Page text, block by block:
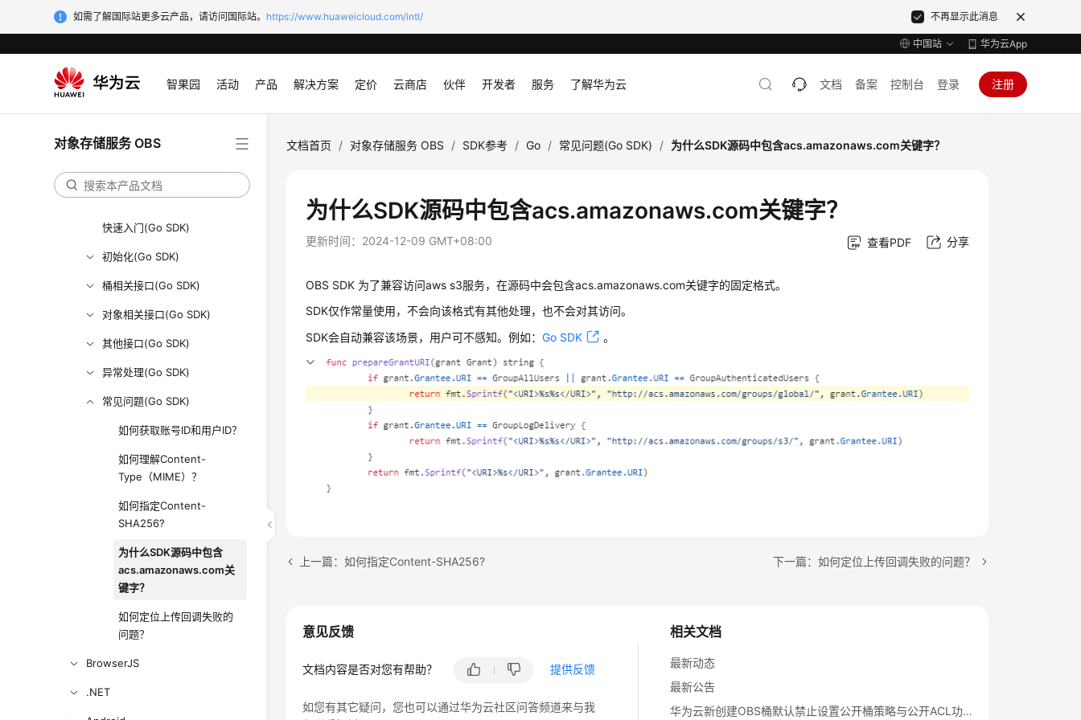
如需了解国际站更多云产品，请访问国际站。 https://www.huaweicloud.com/intl/ 不再显示此消息
中国站 华为云App
智果园 活动 产品 解决方案 定价 云商店 伙伴 开发者 服务 了解华为云 文档 备案 控制台 登录 注册
对象存储服务 OBS
Python
C
Go
使用前须知(Go SDK)
Go SDK接口概览
使用前准备(Go SDK)
下载与安装SDK(Go SDK)
快速入门(Go SDK)
初始化(Go SDK)
桶相关接口(Go SDK)
对象相关接口(Go SDK)
其他接口(Go SDK)
异常处理(Go SDK)
常见问题(Go SDK)
如何获取账号ID和用户ID？
如何理解Content-
Type（MIME）？
如何指定Content-
SHA256?
为什么SDK源码中包含
acs.amazonaws.com关
键字？
如何定位上传回调失败的
问题？
BrowserJS
.NET
文档首页 / 对象存储服务 OBS / SDK参考 / Go / 常见问题(Go SDK) / 为什么SDK源码中包含acs.amazonaws.com关键字？
为什么SDK源码中包含acs.amazonaws.com关键字？
更新时间： 2024-12-09 GMT+08:00 查看PDF 分享
OBS SDK 为了兼容访问aws s3服务，在源码中会包含acs.amazonaws.com关键字的固定格式。
SDK仅作常量使用，不会向该格式有其他处理，也不会对其访问。
SDK会自动兼容该场景，用户可不感知。例如：Go SDK 。
上一篇：如何指定Content-SHA256? 下一篇：如何定位上传回调失败的问题？
相关文档
最新动态
最新公告
华为云新创建OBS桶默认禁止设置公开桶策略与公开ACL功能通知
意见反馈
文档内容是否对您有帮助？ 提供反馈
如您有其它疑问，您也可以通过华为云社区问答频道来与我